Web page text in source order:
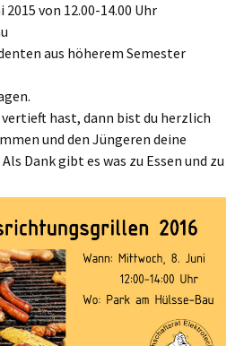
von 12.00-14.00 Uhr
aus höherem Semester
hast, dann bist du herzlich
und den Jüngeren deine
Dank gibt es was zu Essen und zu